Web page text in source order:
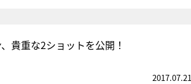
貴重な2ショットを公開！
2017.07.21